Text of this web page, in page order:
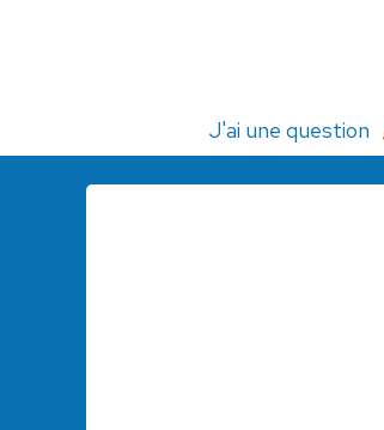
J'ai une question